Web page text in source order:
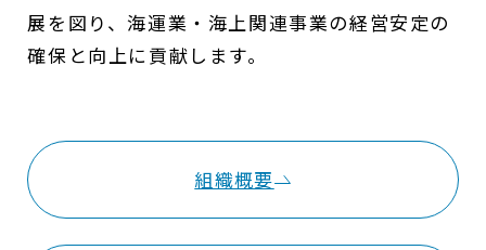
展を図り、海運業・海上関連事業の経営安定の
確保と向上に貢献します。
組織概要